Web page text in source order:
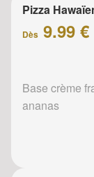
Pizza
Dès 9.99 €
Base crème
ananas